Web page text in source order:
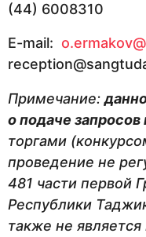
(44) 6008310
E-mail:
Примечание:
о подаче
торгами
проведение не
481 части первой
Республики
также не